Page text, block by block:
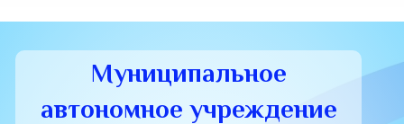
Муниципальное
автономное учреждение